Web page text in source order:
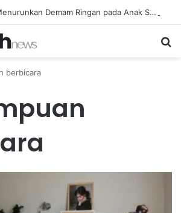
Teknik Efektif Menurunkan Demam Ringan pada Anak Secara Alami di Rumah
berbicara